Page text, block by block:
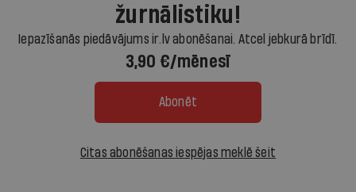
žurnālistiku!
Iepazīšanās piedāvājums ir.lv abonēšanai. Atcel jebkurā brīdī.
3,90 €/mēnesī
Abonēt
Citas abonēšanas iespējas meklē šeit